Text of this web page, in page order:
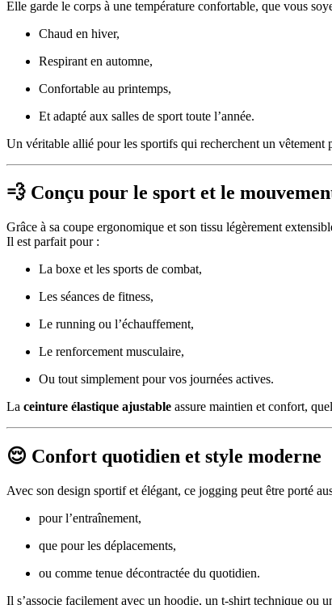
Elle garde le corps à une température confortable, que vous
Chaud en hiver,
Respirant en automne,
Confortable au printemps,
Et adapté aux salles de sport toute l’année.
Un véritable allié pour les sportifs qui recherchent un vêtement
💨 Conçu pour le sport et le
Grâce à sa coupe ergonomique et son tissu légèrement
Il est parfait pour :
La boxe et les sports de combat,
Les séances de fitness,
Le running ou l’échauffement,
Le renforcement musculaire,
Ou tout simplement pour vos journées actives.
La ceinture élastique ajustable assure maintien et confort,
😌 Confort quotidien et style moderne
Avec son design sportif et élégant, ce jogging peut être porté
pour l’entraînement,
que pour les déplacements,
ou comme tenue décontractée du quotidien.
Il s’associe facilement avec un hoodie, un t-shirt technique ou